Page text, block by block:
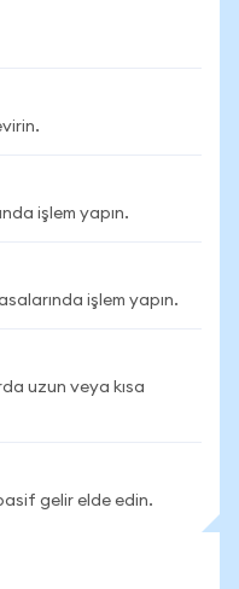
işlem yapın.
işlem yapın.
uzun veya kısa
gelir elde edin.